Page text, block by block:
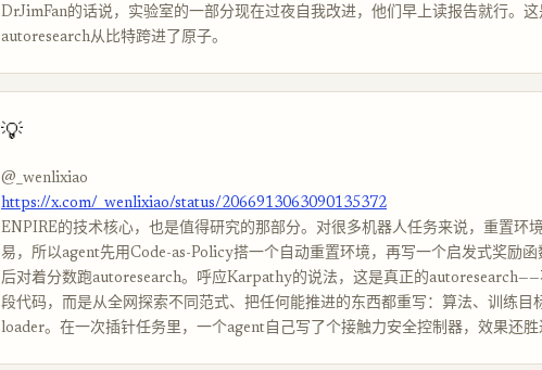
DrJimFan的话说，实验室的一部分现在过夜自我改进，他们早上读报告就行。
autoresearch从比特跨进了原子。
💡
@_wenlixiao
https://x.com/_wenlixiao/status/2066913063090135372
ENPIRE的技术核心，也是值得研究的那部分。对很多机器人任务来说，重置环
易，所以agent先用Code-as-Policy搭一个自动重置环境，再写一个启发式奖励
后对着分数跑autoresearch。呼应Karpathy的说法，这是真正的
段代码，而是从全网探索不同范式、把任何能推进的东西都重写：算法、训练目
loader。在一次插针任务里，一个agent自己写了个接触力安全控制器，效果还胜